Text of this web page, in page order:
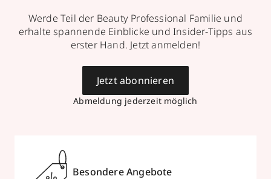
Werde Teil der Beauty Professional Familie und
erhalte spannende Einblicke und Insider-Tipps aus
erster Hand. Jetzt anmelden!
Abmeldung jederzeit möglich
Jetzt abonnieren
Besondere Angebote